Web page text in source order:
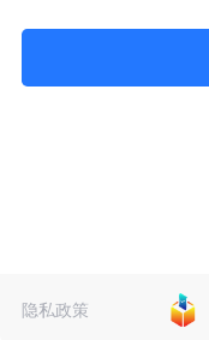
隐私政策